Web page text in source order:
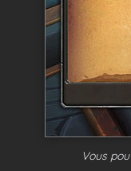
Vous